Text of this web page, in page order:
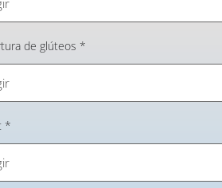
de glúteos *
*